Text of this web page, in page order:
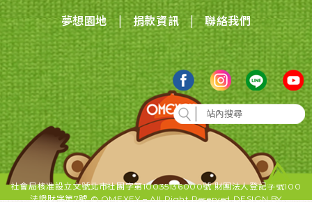
夢想園地 | 捐款資訊 | 聯絡我們
社會局核准設立文號北市社團字第10035136000號 財團法人登記字號100
法證財字第7號 © OMEXEY – All Right Reserved DESIGN BY